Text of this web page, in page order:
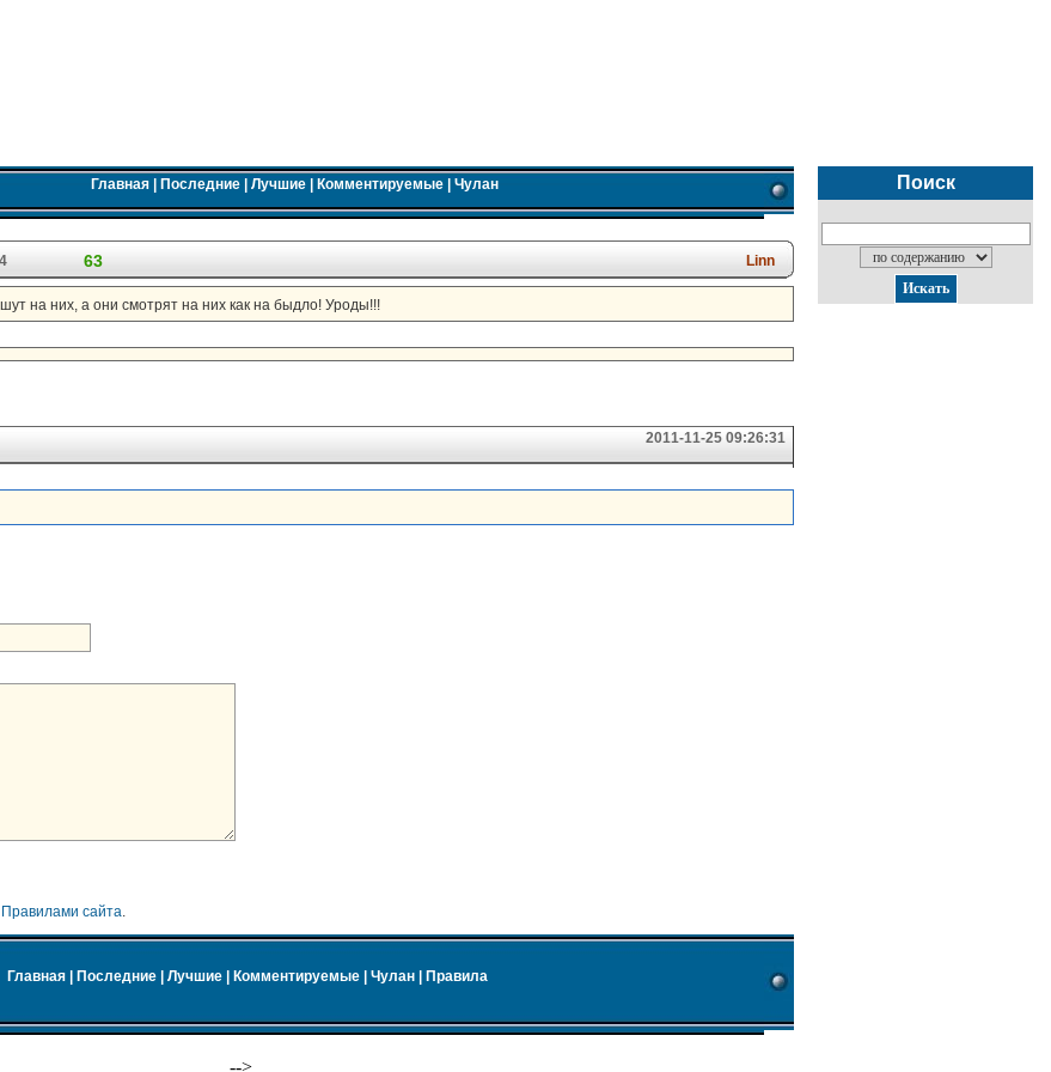
Главная| Последние| Лучшие| Комментируемые| Чулан
63 Linn
на них, а они смотрят на них как на быдло! Уроды!!!
2011-11-25 09:26:31
Правилами сайта.
Главная Последние Лучшие Комментируемые Чулан Правила
-->
Поиск